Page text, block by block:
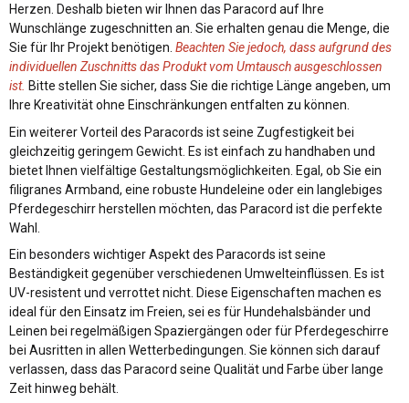
Herzen. Deshalb bieten wir Ihnen das Paracord auf Ihre
Wunschlänge zugeschnitten an. Sie erhalten genau die Menge, die
Sie für Ihr Projekt benötigen. Beachten Sie jedoch, dass aufgrund des
individuellen Zuschnitts das Produkt vom Umtausch ausgeschlossen
ist. Bitte stellen Sie sicher, dass Sie die richtige Länge angeben, um
Ihre Kreativität ohne Einschränkungen entfalten zu können.
Ein weiterer Vorteil des Paracords ist seine Zugfestigkeit bei
gleichzeitig geringem Gewicht. Es ist einfach zu handhaben und
bietet Ihnen vielfältige Gestaltungsmöglichkeiten. Egal, ob Sie ein
filigranes Armband, eine robuste Hundeleine oder ein langlebiges
Pferdegeschirr herstellen möchten, das Paracord ist die perfekte
Wahl.
Ein besonders wichtiger Aspekt des Paracords ist seine
Beständigkeit gegenüber verschiedenen Umwelteinflüssen. Es ist
UV-resistent und verrottet nicht. Diese Eigenschaften machen es
ideal für den Einsatz im Freien, sei es für Hundehalsbänder und
Leinen bei regelmäßigen Spaziergängen oder für Pferdegeschirre
bei Ausritten in allen Wetterbedingungen. Sie können sich darauf
verlassen, dass das Paracord seine Qualität und Farbe über lange
Zeit hinweg behält.